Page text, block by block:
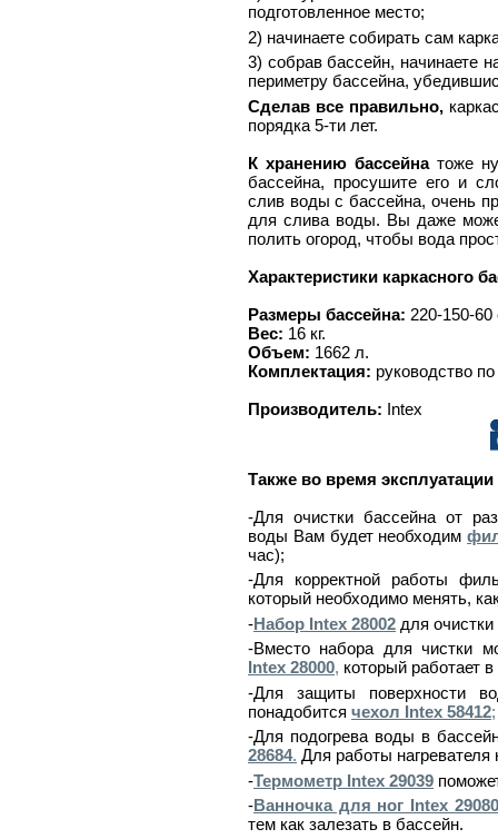
подготовленное место;
2) начинаете собирать сам
3) собрав бассейн, начинаете
периметру бассейна,
Сделав все правильно,
порядка 5-ти лет.
К хранению бассейнатоже
бассейна, просушите его и
слив воды с бассейна, очень
для слива воды. Вы даже
полить огород, чтобы вода
Характеристики каркасного
Размеры бассейна: 220-150-60
Вес: 16 кг.
Объем: 1662 л.
Комплектация: руководство
Производитель: Intex
Также во время
-Для очистки бассейна от
воды Вам будет необходим
час);
-Для корректной работы
который необходимо менять,
-Набор Intex 28002 для
-Вместо набора для чистки
Intex 28000, который работает
-Для защиты поверхности
понадобится чехол Intex 58412;
-Для подогрева воды в
28684. Для работы
-Термометр Intex 29039
-Ванночка для ног Intex
тем как залезать в бассейн.